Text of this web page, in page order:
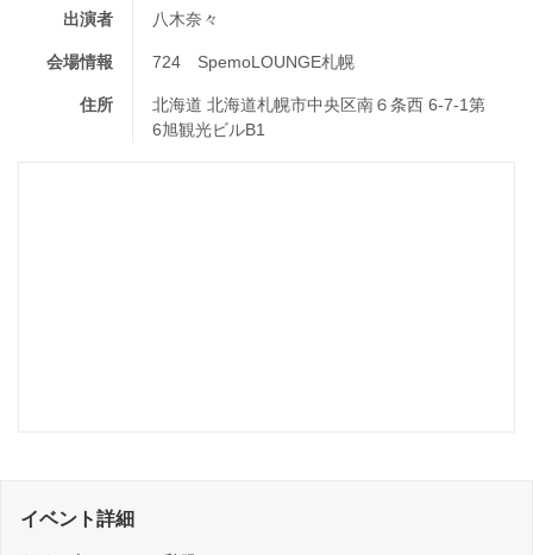
出演者 八木奈々
会場情報 724 SpemoLOUNGE札幌
住所
北海道 北海道札幌市中央区南６条西 6-7-1第
6旭観光ビルB1
イベント詳細